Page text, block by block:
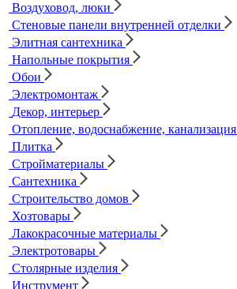
Воздуховод, люки
Стеновые панели внутренней отделки
Элитная сантехника
Напольные покрытия
Обои
Электромонтаж
Декор, интерьер
Отопление, водоснабжение, канализация
Плитка
Стройматериалы
Сантехника
Строительство домов
Хозтовары
Лакокрасочные материалы
Электротовары
Столярные изделия
Инструмент